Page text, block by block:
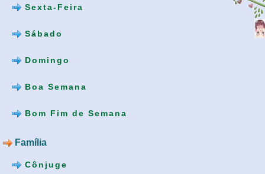
Sexta-Feira
Sábado
Domingo
Boa Semana
Bom Fim de Semana
Família
Cônjuge